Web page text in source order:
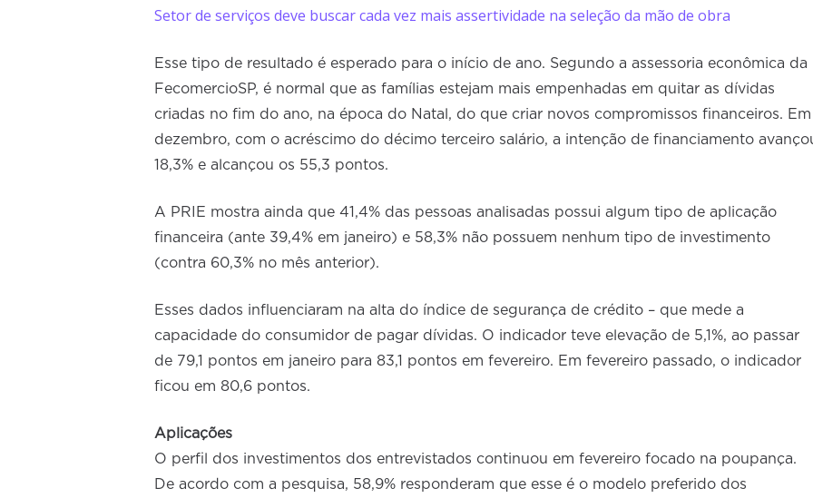
Setor de serviços deve buscar cada vez mais assertividade na seleção da mão de obra
Esse tipo de resultado é esperado para o início de ano. Segundo a assessoria econômica da
FecomercioSP, é normal que as famílias estejam mais empenhadas em quitar as dívidas
criadas no fim do ano, na época do Natal, do que criar novos compromissos financeiros. Em
dezembro, com o acréscimo do décimo terceiro salário, a intenção de financiamento
18,3% e alcançou os 55,3 pontos.
A PRIE mostra ainda que 41,4% das pessoas analisadas possui algum tipo de aplicação
financeira (ante 39,4% em janeiro) e 58,3% não possuem nenhum tipo de investimento
(contra 60,3% no mês anterior).
Esses dados influenciaram na alta do índice de segurança de crédito – que mede a
capacidade do consumidor de pagar dívidas. O indicador teve elevação de 5,1%, ao passar
de 79,1 pontos em janeiro para 83,1 pontos em fevereiro. Em fevereiro passado, o indicador
ficou em 80,6 pontos.
Aplicações
O perfil dos investimentos dos entrevistados continuou em fevereiro focado na poupança.
De acordo com a pesquisa, 58,9% responderam que esse é o modelo preferido dos